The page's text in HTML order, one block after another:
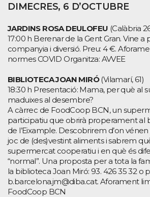
DIMECRES, 6 D’OCTUBRE
JARDINS ROSA DEULOFEU (Calàbria
17:00 h Berenar de la Gent Gran. Vine a
companyia i diversió. Preu: 4 €.
normes COVID Organitza: AVVEE
BIBLIOTECA JOAN MIRÓ(Vilamarí, 61)
18:30 h Presentació: Mama, per què al
maduixes al desembre?
A càrrec de FoodCoop BCN, un
participatiu que obrirà properament al
de l’Eixample. Descobrirem d’on
joc de (des)vestint aliments i sabrem
supermercat cooperatiu i en què és
“normal”. Una proposta per a tota la
la biblioteca Joan Miró: 93. 426 35 32 o
b.barcelona.jm@diba.cat. Aforament
FoodCoop BCN